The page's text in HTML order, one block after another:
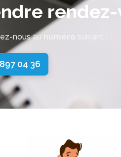
rendez-
nous au
04 36